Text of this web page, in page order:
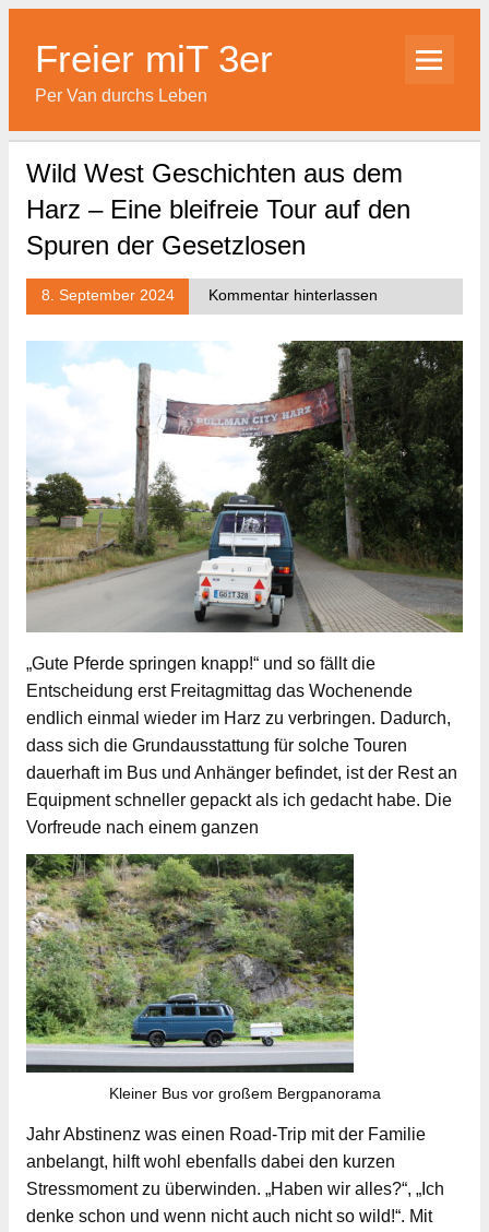
Skip
contentFreier miT 3er
Per Van durchs Leben
Wild West Geschichten aus dem
Harz – Eine bleifreie Tour auf den
Spuren der Gesetzlosen
8. September 2024 Kommentar hinterlassen
„Gute Pferde springen knapp!“ und so fällt die
Entscheidung erst Freitagmittag das Wochenende
endlich einmal wieder im Harz zu verbringen. Dadurch,
dass sich die Grundausstattung für solche Touren
dauerhaft im Bus und Anhänger befindet, ist der Rest an
Equipment schneller gepackt als ich gedacht habe. Die
Vorfreude nach einem ganzen
Kleiner Bus vor großem Bergpanorama
Jahr Abstinenz was einen Road-Trip mit der Familie
anbelangt, hilft wohl ebenfalls dabei den kurzen
Stressmoment zu überwinden. „Haben wir alles?“, „Ich
denke schon und wenn nicht auch nicht so wild!“. Mit